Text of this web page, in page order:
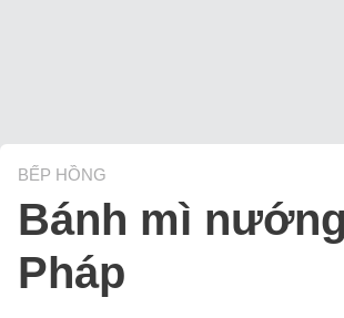
BẾP HỒNG
Bánh mì
Pháp